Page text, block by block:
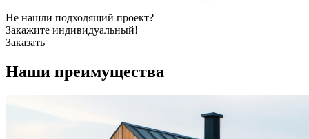
Не нашли подходящий проект?
Закажите индивидуальный!
Заказать
Наши преимущества